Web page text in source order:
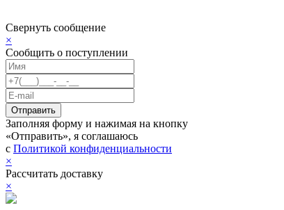
Свернуть сообщение
×
Сообщить о поступлении
Заполняя форму и нажимая на кнопку
«Отправить», я соглашаюсь
с Политикой конфиденциальности
×
Рассчитать доставку
×